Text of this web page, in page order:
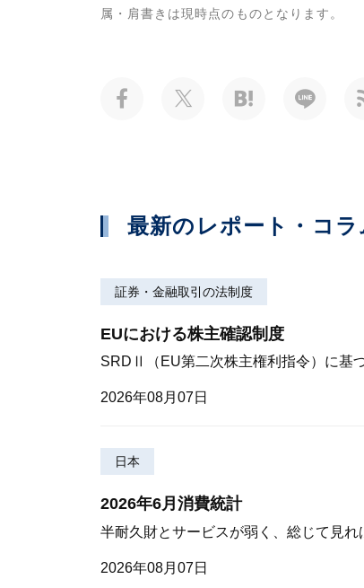
属・肩書きは現時点のものとなります。
最新のレポート・コラ
証券・金融取引の法制度
EUにおける株主確認制度
SRDⅡ（EU第二次株主権利指令）に基
2026年08月07日
日本
2026年6月消費統計
半耐久財とサービスが弱く、総じて見
2026年08月07日